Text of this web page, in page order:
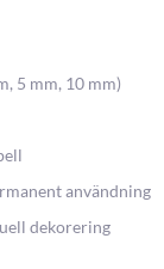
5 mm, 10 mm)
användning
dekorering